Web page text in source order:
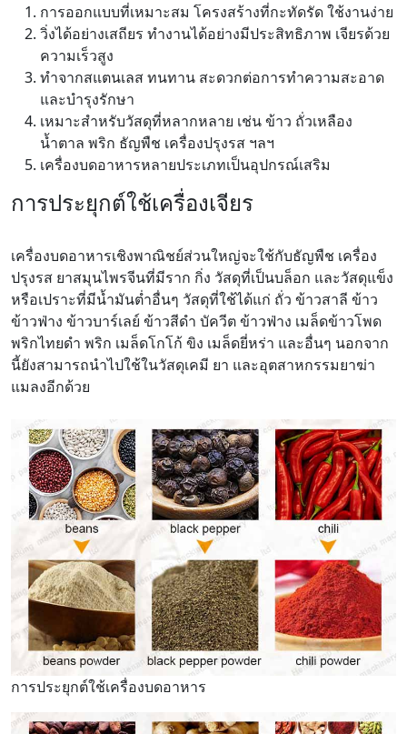
การออกแบบที่เหมาะสม โครงสร้างที่กะทัดรัด ใช้งานง่าย
วิ่งได้อย่างเสถียร ทำงานได้อย่างมีประสิทธิภาพ เจียรด้วย
ความเร็วสูง
ทำจากสแตนเลส ทนทาน สะดวกต่อการทำความสะอาด
และบำรุงรักษา
เหมาะสำหรับวัสดุที่หลากหลาย เช่น ข้าว ถั่วเหลือง
น้ำตาล พริก ธัญพืช เครื่องปรุงรส ฯลฯ
เครื่องบดอาหารหลายประเภทเป็นอุปกรณ์เสริม
การประยุกต์ใช้เครื่องเจียร
เครื่องบดอาหารเชิงพาณิชย์ส่วนใหญ่จะใช้กับธัญพืช เครื่อง
ปรุงรส ยาสมุนไพรจีนที่มีราก กิ่ง วัสดุที่เป็นบล็อก และวัสดุแข็ง
หรือเปราะที่มีน้ำมันต่ำอื่นๆ วัสดุที่ใช้ได้แก่ ถั่ว ข้าวสาลี ข้าว
ข้าวฟ่าง ข้าวบาร์เลย์ ข้าวสีดำ บัควีต ข้าวฟ่าง เมล็ดข้าวโพด
พริกไทยดำ พริก เมล็ดโกโก้ ขิง เมล็ดยี่หร่า และอื่นๆ นอกจาก
นี้ยังสามารถนำไปใช้ในวัสดุเคมี ยา และอุตสาหกรรมยาฆ่า
แมลงอีกด้วย
การประยุกต์ใช้เครื่องบดอาหาร